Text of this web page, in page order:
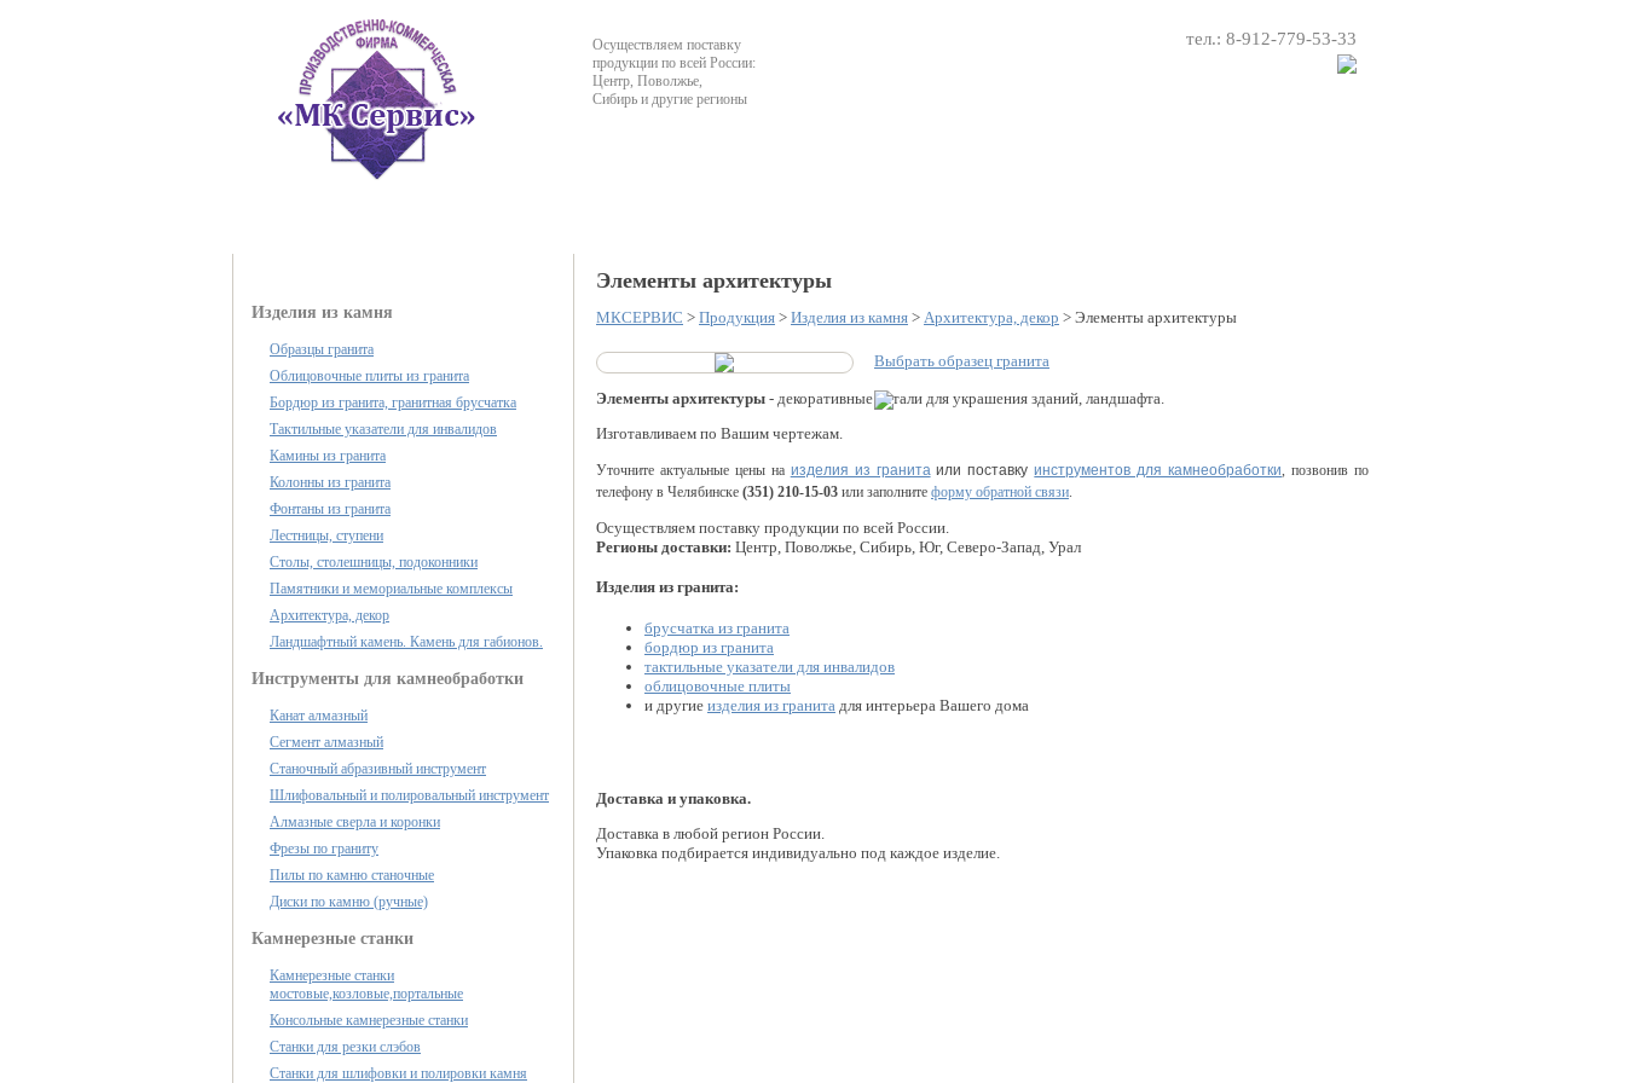
Элементы архитектуры
МКСЕРВИС > Продукция > Изделия из камня > Архитектура, декор > Элементы архитектуры
Выбрать образец гранита
Элементы архитектуры - декоративные детали для украшения зданий, ландшафта.
Изготавливаем по Вашим чертежам.
Уточните актуальные цены на изделия из гранитаили поставкуинструментов для камнеобработки, позвонив по
телефону в Челябинске (351) 210-15-03 или заполните форму обратной связи.
Осуществляем поставку продукции по всей России.
Регионы доставки: Центр, Поволжье, Сибирь, Юг, Северо-Запад, Урал
Изделия из гранита:
брусчатка из гранита
бордюр из гранита
тактильные указатели для инвалидов
облицовочные плиты
и другие изделия из гранита для интерьера Вашего дома
Доставка и упаковка.
Доставка в любой регион России.
Упаковка подбирается индивидуально под каждое изделие.
Изделия из камня
Образцы гранита
Облицовочные плиты из гранита
Бордюр из гранита, гранитная брусчатка
Тактильные указатели для инвалидов
Камины из гранита
Колонны из гранита
Фонтаны из гранита
Лестницы, ступени
Столы, столешницы, подоконники
Памятники и мемориальные комплексы
Архитектура, декор
Ландшафтный камень. Камень для габионов.
Инструменты для камнеобработки
Канат алмазный
Сегмент алмазный
Станочный абразивный инструмент
Шлифовальный и полировальный инструмент
Алмазные сверла и коронки
Фрезы по граниту
Пилы по камню станочные
Диски по камню (ручные)
Камнерезные станки
Камнерезные станки
мостовые,козловые,портальные
Консольные камнерезные станки
Станки для резки слэбов
Станки для шлифовки и полировки камня
Осуществляем поставку
продукции по всей России:
Центр, Поволжье,
Сибирь и другие регионы
тел.: 8-912-779-53-33